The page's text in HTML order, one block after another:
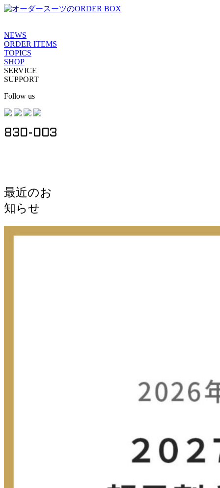
Skip to content
NEWS
ORDER ITEMS
TOPICS
SHOP
SERVICE
SUPPORT
Follow us
830-003
最近のお
知らせ